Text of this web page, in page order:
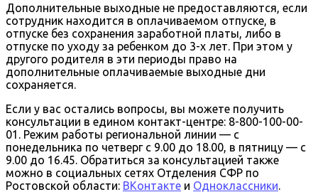
Дополнительные выходные не предоставляются, если
сотрудник находится в оплачиваемом отпуске, в
отпуске без сохранения заработной платы, либо в
отпуске по уходу за ребенком до 3-х лет. При этом у
другого родителя в эти периоды право на
дополнительные оплачиваемые выходные дни
сохраняется.
Если у вас остались вопросы, вы можете получить
консультации в едином контакт-центре: 8-800-100-00-
01. Режим работы региональной линии — с
понедельника по четверг с 9.00 до 18.00, в пятницу — с
9.00 до 16.45. Обратиться за консультацией также
можно в социальных сетях Отделения СФР по
Ростовской области: ВКонтакте и Одноклассники.